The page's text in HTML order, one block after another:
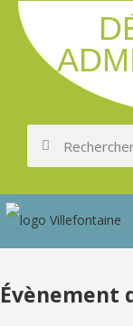
Évènement